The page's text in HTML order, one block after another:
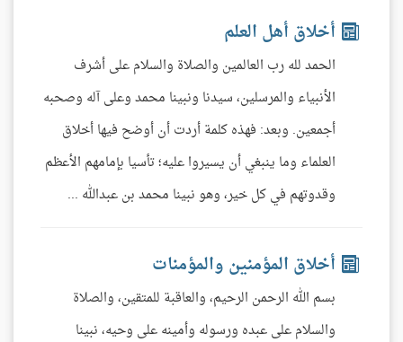
أخلاق أهل العلم
الحمد لله رب العالمين والصلاة والسلام على أشرف
الأنبياء والمرسلين، سيدنا ونبينا محمد وعلى آله وصحبه
أجمعين. وبعد: فهذه كلمة أردت أن أوضح فيها أخلاق
العلماء وما ينبغي أن يسيروا عليه؛ تأسيا بإمامهم الأعظم
وقدوتهم في كل خير، وهو نبينا محمد بن عبدالله ...
أخلاق المؤمنين والمؤمنات
بسم الله الرحمن الرحيم، والعاقبة للمتقين، والصلاة
والسلام على عبده ورسوله وأمينه على وحيه، نبينا